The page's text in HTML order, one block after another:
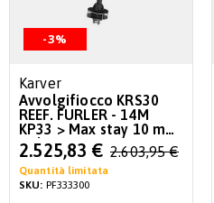
-3%
Karver
Avvolgifiocco KRS30
REEF. FURLER - 14M
KP33 > Max stay 10 mm
- Plate S
Special
Price
2.525,83 € 2.603,95 €
Quantità limitata
SKU: PF333300